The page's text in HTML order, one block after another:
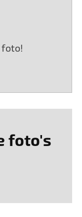
foto!
foto's